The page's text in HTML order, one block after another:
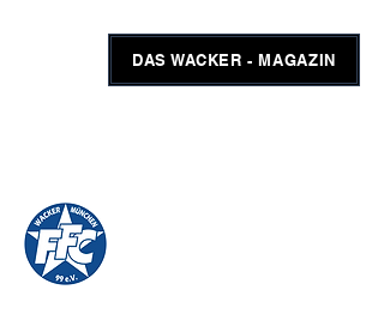
DAS WACKER - MAGAZIN